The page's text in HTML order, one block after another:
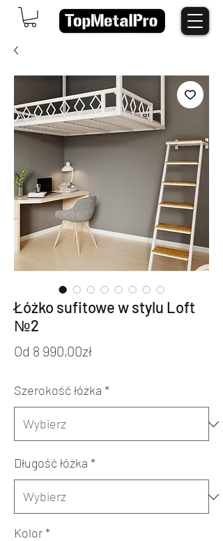
Łóżko sufitowe w stylu Loft
№2
Od 8 990,00złCena
Szerokość łóżka *
Długość łóżka *
Kolor*